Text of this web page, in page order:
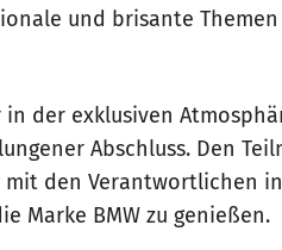
und brisante Themen
der exklusiven
Abschluss. Den
den Verantwortlichen
Marke BMW zu genießen.